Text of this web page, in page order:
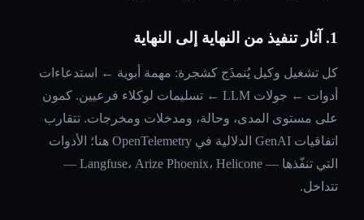
1. آثار تنفيذ من النهاية إلى النهاية
كل تشغيل وكيل يُنمذَج كشجرة: مهمة أبوية ← استدعاءات
أدوات ← جولات LLM ← تسليمات لوكلاء فرعيين. كمون
على مستوى المدى، وحالة، ومدخلات ومخرجات. تتقارب
اتفاقيات GenAI الدلالية في OpenTelemetry هنا؛ الأدوات
التي تنفّذها — Langfuse، Arize Phoenix، Helicone —
تتداخل.